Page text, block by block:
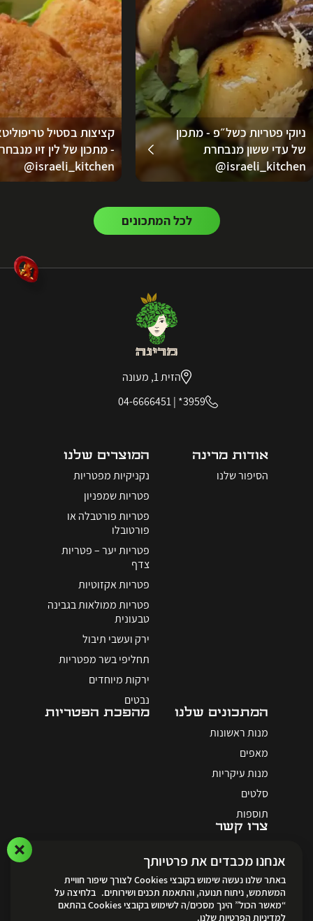
ניוקי פטריות כשל״פ - מתכון
של עדי ששון מנבחרת
‪@israeli_kitchen‬
קציצות בסטיל
- מתכון של לין זיו
‪‪@israeli_kitchen‬‬
לכל המתכונים
הזית 1, מעונה
3959*
|
04-6666451
אודות מרינה
הסיפור שלנו
המוצרים שלנו
נקניקיות מפטריות
פטריות שמפניון
פטריות פורטבלה או
פורטובלו
פטריות יער – פטריות
צדף
פטריות אקזוטיות
פטריות ממולאות בגבינה
טבעונית
ירק ועשבי תיבול
תחליפי בשר מפטריות
ירקות מיוחדים
נבטים
המתכונים שלנו
מנות ראשונות
מאפים
מנות עיקריות
סלטים
תוספות
מהפכת הפטריות
צרו קשר
לאתר ההזמנות
אנחנו מכבדים את פרטיותך
באתר שלנו נעשה שימוש בקובצי Cookies לצורך שיפור חוויית
המשתמש, ניתוח תנועה, והתאמת תכנים ושירותים. בלחיצה על
“מאשר הכול” הינך מסכים/ה לשימוש בקובצי Cookies בהתאם
למדיניות הפרטיות שלנו.